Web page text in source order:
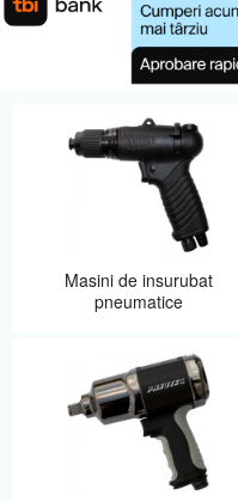
ISTORIC
AUTENTIFICARE
Masini de insurubat
pneumatice